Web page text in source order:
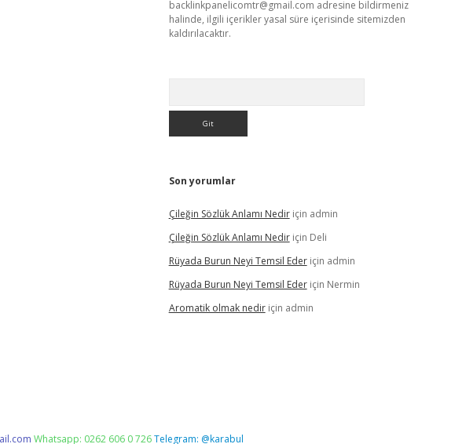
backlinkpanelicomtr@gmail.com adresine bildirmeniz
halinde, ilgili içerikler yasal süre içerisinde sitemizden
kaldırılacaktır.
Son yorumlar
Çileğin Sözlük Anlamı Nediriçin admin
Çileğin Sözlük Anlamı Nediriçin Deli
Rüyada Burun Neyi Temsil Ederiçin admin
Rüyada Burun Neyi Temsil Ederiçin Nermin
Aromatik olmak nediriçin admin
Whatsapp: 0262 606 0 726Telegram: @karabul